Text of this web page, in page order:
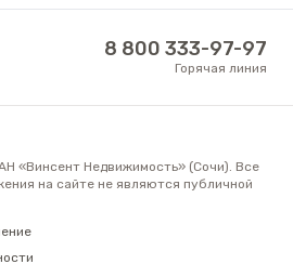
8 800 333-97-97
Горячая линия
«Винсент Недвижимость» (Сочи). Все
на сайте не являются публичной